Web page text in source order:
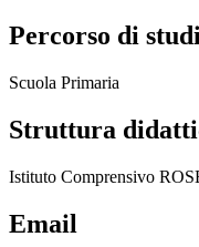
Percorso di
Scuola Primaria
Struttura
Istituto Comprensivo
Email